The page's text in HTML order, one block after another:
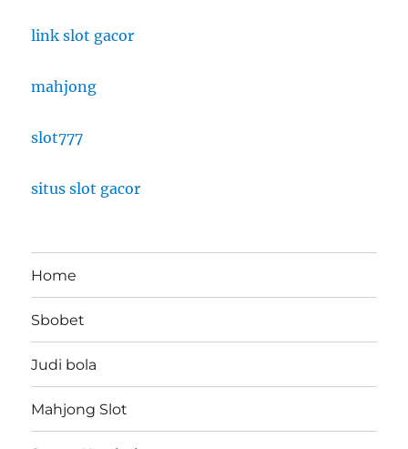
link slot gacor
mahjong
slot777
situs slot gacor
Home
Sbobet
Judi bola
Mahjong Slot